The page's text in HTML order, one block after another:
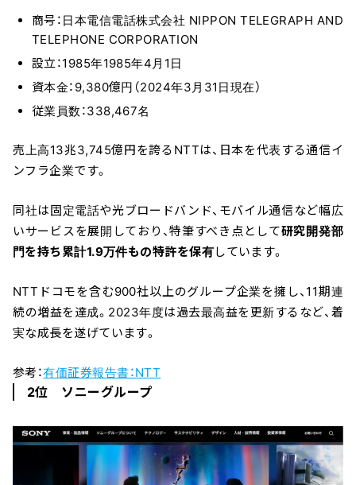
商号：日本電信電話株式会社 NIPPON TELEGRAPH AND
TELEPHONE CORPORATION
設立：1985年1985年4月1日
資本金：9,380億円（2024年3月31日現在）
従業員数：338,467名
売上高13兆3,745億円を誇るNTTは、日本を代表する通信イ
ンフラ企業です。
同社は固定電話や光ブロードバンド、モバイル通信など幅広
いサービスを展開しており、特筆すべき点として研究開発部
門を持ち累計1.9万件もの特許を保有しています。
NTTドコモを含む900社以上のグループ企業を擁し、11期連
続の増益を達成。2023年度は過去最高益を更新するなど、着
実な成長を遂げています。
参考：有価証券報告書：NTT
2位 ソニーグループ